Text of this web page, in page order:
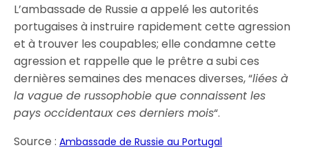
L’ambassade de Russie a appelé les autorités
portugaises à instruire rapidement cette agression
et à trouver les coupables; elle condamne cette
agression et rappelle que le prêtre a subi ces
dernières semaines des menaces diverses, “liées à
la vague de russophobie que connaissent les
pays occidentaux ces derniers mois“.
Source :Ambassade de Russie au Portugal